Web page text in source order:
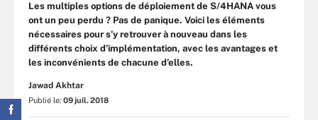
Les multiples options de déploiement de S/4HANA vous
ont un peu perdu ? Pas de panique. Voici les éléments
nécessaires pour s’y retrouver à nouveau dans les
différents choix d’implémentation, avec les avantages et
les inconvénients de chacune d’elles.
Jawad Akhtar
Publié le: 09 juil. 2018